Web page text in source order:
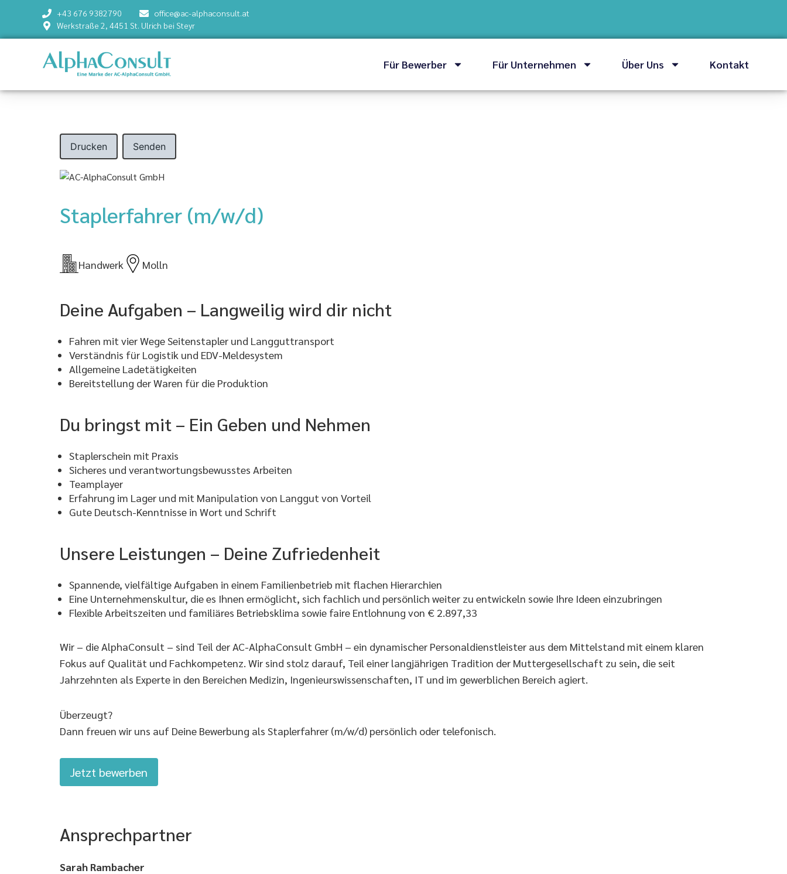
+43 676 9382790
office@ac-alphaconsult.at
Werkstraße 2, 4451 St. Ulrich bei Steyr
Für Bewerber Für Unternehmen Über Uns Kontakt
Drucken Senden
Staplerfahrer (m/w/d)
Handwerk Molln
Wir – die AlphaConsult – sind Teil der AC-AlphaConsult GmbH – ein dynamischer Personaldienstleister aus dem Mittelstand mit einem klaren
Fokus auf Qualität und Fachkompetenz. Wir sind stolz darauf, Teil einer langjährigen Tradition der Muttergesellschaft zu sein, die seit
Jahrzehnten als Experte in den Bereichen Medizin, Ingenieurswissenschaften, IT und im gewerblichen Bereich agiert.
Unsere Leistungen – Deine Zufriedenheit
Spannende, vielfältige Aufgaben in einem Familienbetrieb mit flachen Hierarchien
Eine Unternehmenskultur, die es Ihnen ermöglicht, sich fachlich und persönlich weiter zu entwickeln sowie Ihre Ideen einzubringen
Flexible Arbeitszeiten und familiäres Betriebsklima sowie faire Entlohnung von € 2.897,33
Deine Aufgaben – Langweilig wird dir nicht
Fahren mit vier Wege Seitenstapler und Langguttransport
Verständnis für Logistik und EDV-Meldesystem
Allgemeine Ladetätigkeiten
Bereitstellung der Waren für die Produktion
Du bringst mit – Ein Geben und Nehmen
Staplerschein mit Praxis
Sicheres und verantwortungsbewusstes Arbeiten
Teamplayer
Erfahrung im Lager und mit Manipulation von Langgut von Vorteil
Gute Deutsch-Kenntnisse in Wort und Schrift
Überzeugt?
Dann freuen wir uns auf Deine Bewerbung als Staplerfahrer (m/w/d) persönlich oder telefonisch.
Jetzt bewerben
Ansprechpartner
Sarah Rambacher